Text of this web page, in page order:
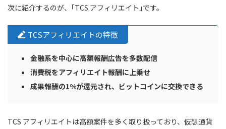
次に紹介するのが、｢TCS アフィリエイト｣です。
TCSアフィリエイトの特徴
金融系を中心に高額報酬広告を多数配信
消費税をアフィリエイト報酬に上乗せ
成果報酬の1%が還元され、ビットコインに交換できる
TCS アフィリエイトは高額案件を多く取り扱っており、仮想通貨